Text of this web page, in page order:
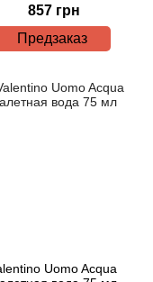
857 грн
Предзаказ
Uomo Acqua